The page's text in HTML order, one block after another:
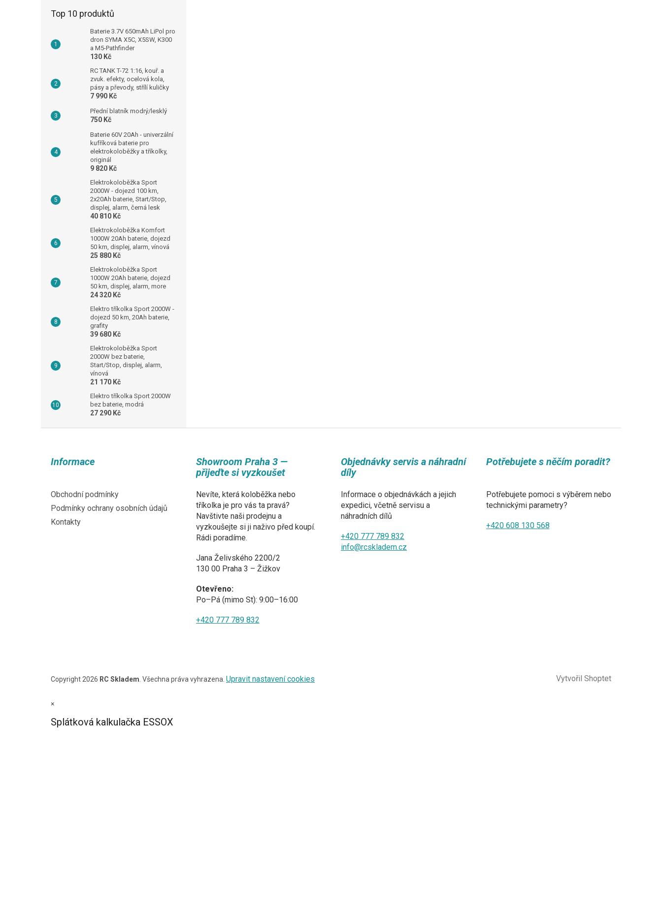
Top 10 produktů
Baterie 3.7V 650mAh LiPol pro
dron SYMA X5C, X5SW, K300
a M5-Pathfinder
130 Kč
RC TANK T-72 1:16, kouř. a
zvuk. efekty, ocelová kola,
pásy a převody, střílí kuličky
7 990 Kč
Přední blatník modrý/lesklý
750 Kč
Baterie 60V 20Ah - univerzální
kufříková baterie pro
elektrokoloběžky a tříkolky,
originál
9 820 Kč
Elektrokoloběžka Sport
2000W - dojezd 100 km,
2x20Ah baterie, Start/Stop,
displej, alarm, černá lesk
40 810 Kč
Elektrokoloběžka Komfort
1000W 20Ah baterie, dojezd
50 km, displej, alarm, vínová
25 880 Kč
Elektrokoloběžka Sport
1000W 20Ah baterie, dojezd
50 km, displej, alarm, more
24 320 Kč
Elektro tříkolka Sport 2000W -
dojezd 50 km, 20Ah baterie,
grafity
39 680 Kč
Elektrokoloběžka Sport
2000W bez baterie,
Start/Stop, displej, alarm,
vínová
21 170 Kč
Elektro tříkolka Sport 2000W
bez baterie, modrá
27 290 Kč
Informace
Obchodní podmínky
Podmínky ochrany osobních údajů
Kontakty
Showroom Praha 3 —
přijeďte si vyzkoušet
Nevíte, která koloběžka nebo
tříkolka je pro vás ta pravá?
Navštivte naši prodejnu a
vyzkoušejte si ji naživo před koupí.
Rádi poradíme.
Jana Želivského 2200/2
130 00 Praha 3 – Žižkov
Otevřeno:
Po–Pá (mimo St): 9:00–16:00
+420 777 789 832
Objednávky servis a náhradní
díly
Informace o objednávkách a jejich
expedici, včetně servisu a
náhradních dílů
+420 777 789 832
info@rcskladem.cz
Potřebujete s něčím poradit?
Potřebujete pomoci s výběrem nebo
technickými parametry?
+420 608 130 568
Vytvořil Shoptet
Copyright 2026 RC Skladem . Všechna práva vyhrazena. Upravit nastavení cookies
×
Splátková kalkulačka ESSOX